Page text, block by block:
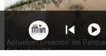
Aprueban creación del Parque
Sebastián Piñera con